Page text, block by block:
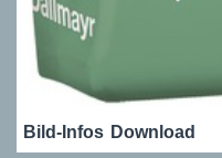
Bild-Infos Download